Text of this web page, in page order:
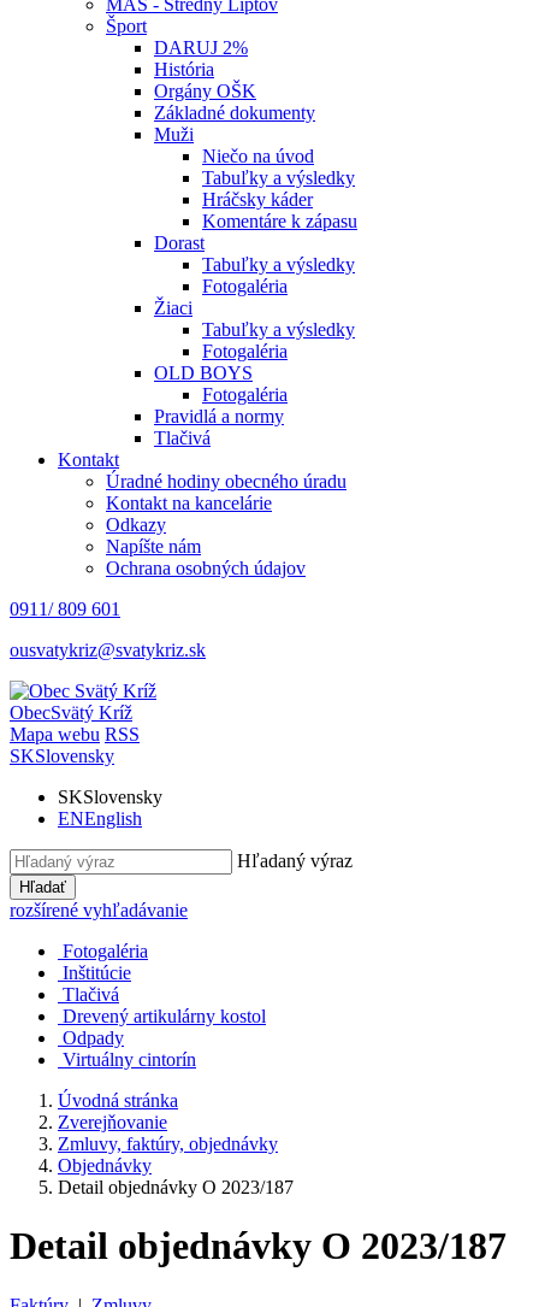
MAS - Stredný Liptov
Šport
DARUJ 2%
História
Orgány OŠK
Základné dokumenty
Muži
Niečo na úvod
Tabuľky a výsledky
Hráčsky káder
Komentáre k zápasu
Dorast
Tabuľky a výsledky
Fotogaléria
Žiaci
Tabuľky a výsledky
Fotogaléria
OLD BOYS
Fotogaléria
Pravidlá a normy
Tlačivá
Kontakt
Úradné hodiny obecného úradu
Kontakt na kancelárie
Odkazy
Napíšte nám
Ochrana osobných údajov
0911/ 809 601
ousvatykriz@svatykriz.sk
ObecSvätý Kríž
Mapa webu RSS
SKSlovensky
SKSlovensky
ENEnglish
Hľadaný výraz
Hľadať
rozšírené vyhľadávanie
Fotogaléria
Inštitúcie
Tlačivá
Drevený artikulárny kostol
Odpady
Virtuálny cintorín
Úvodná stránka
Zverejňovanie
Zmluvy, faktúry, objednávky
Objednávky
Detail objednávky O 2023/187
Detail objednávky O 2023/187